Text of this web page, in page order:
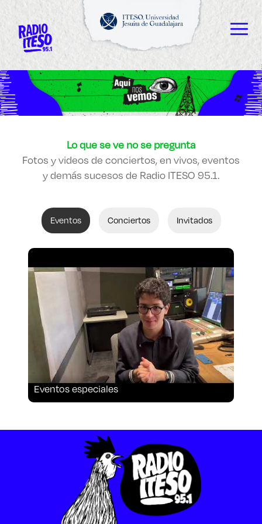
Explora sitios web, programas académicos,
actividades y noticias
Enlaces de interés
Aspirantes
Becas
Graduaciones
Derecho
Lo más buscado
ESCUCHAMOS
VEMOS
LEEMOS
Lo que se ve no se pregunta
Fotos y videos de conciertos, en vivos, eventos
y demás sucesos de Radio ITESO 95.1.
Eventos Conciertos Invitados
Eventos especiales